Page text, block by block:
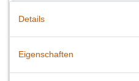
Details
Eigenschaften